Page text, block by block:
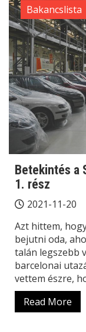
Bakancslista
Betekintés a
1. rész
2021-11-20
Azt hittem,
bejutni oda,
talán legszebb
barcelonai
vettem észre,
Read More